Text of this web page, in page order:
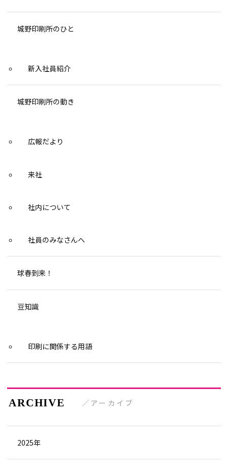
城野印刷所のひと
新入社員紹介
城野印刷所の動き
広報だより
来社
社内について
社員のみなさんへ
球春到来！
豆知識
印刷に関係する用語
アーカイブ
2025年